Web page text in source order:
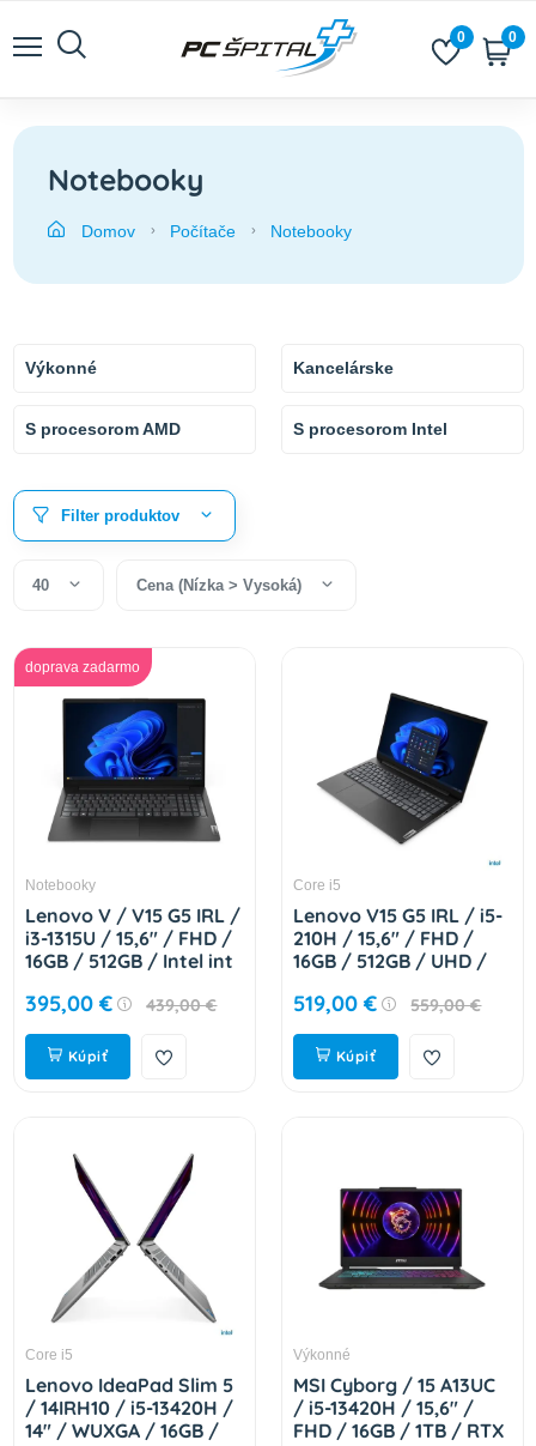
0 0
Notebooky
Domov Počítače Notebooky
Výkonné Kancelárske
S procesorom AMD S procesorom Intel
Filter produktov
40 Cena (Nízka > Vysoká)
doprava zadarmo
Notebooky
Lenovo V / V15 G5 IRL /
i3-1315U / 15,6" / FHD /
16GB / 512GB / Intel int
83GW00B4CK
395,00 € 439,00 €
Kúpiť
Core i5
Lenovo V15 G5 IRL / i5-
210H / 15,6" / FHD /
16GB / 512GB / UHD /
83GW00BDCK
519,00 € 559,00 €
Kúpiť
Core i5
Lenovo IdeaPad Slim 5
/ 14IRH10 / i5-13420H /
14" / WUXGA / 16GB /
Výkonné
MSI Cyborg / 15 A13UC
/ i5-13420H / 15,6" /
FHD / 16GB / 1TB / RTX